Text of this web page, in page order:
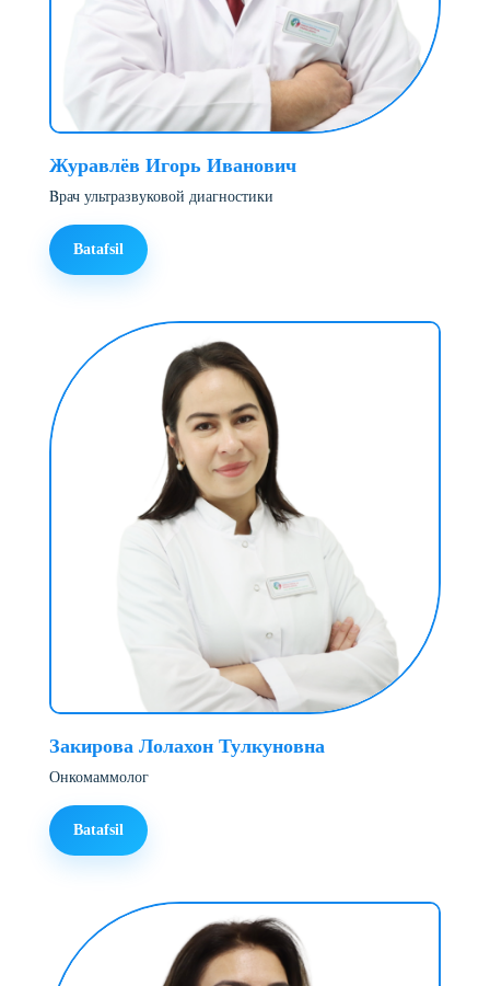
Журавлёв Игорь Иванович
Bрач ультразвуковой диагностики
Batafsil
Закирова Лолахон Тулкуновна
Онкомаммолог
Batafsil